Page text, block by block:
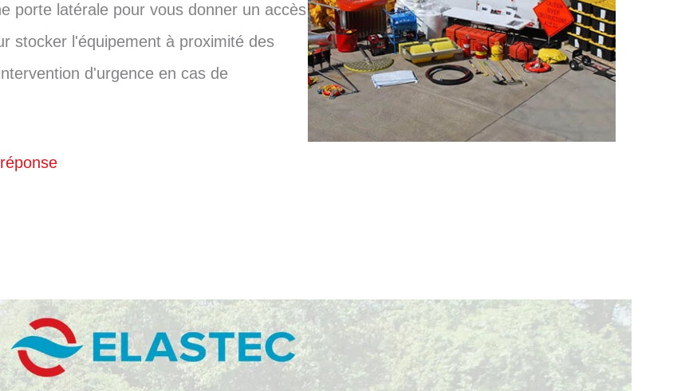
porte latérale pour vous donner un accès
stocker l'équipement à proximité des
d'urgence en cas de